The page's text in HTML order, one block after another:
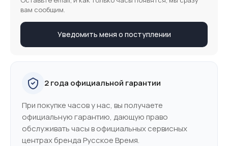
вам сообщим.
Уведомить меня о поступлении
2 года официальной гарантии
При покупке часов у нас, вы получаете
официальную гарантию, дающую право
обслуживать часы в официальных сервисных
центрах бренда Русское Время.